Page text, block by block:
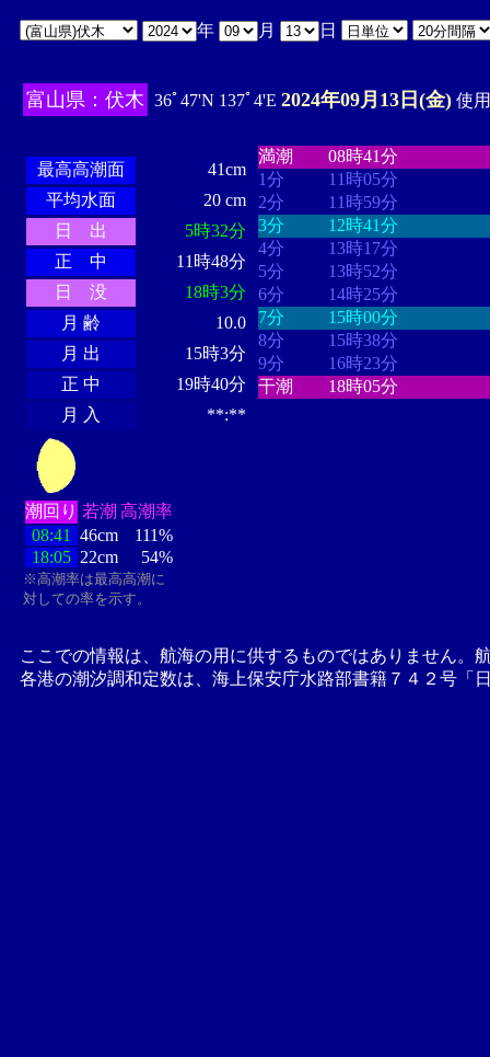
年 月 日
富山県：伏木 36ﾟ47'N 137ﾟ4'E 2024年09月13日(金) 使
最高高潮面
41cm
平均水面
20 cm
日 出
5時32分
正 中
11時48分
日 没
18時3分
月 齢
10.0
月 出
15時3分
正 中
19時40分
月 入
**:**
潮回り 若潮 高潮率
08:41
46cm
111%
18:05 22cm 54%
※高潮率は最高高潮に
対しての率を示す。
満潮
08時41分
1分
11時05分
2分
11時59分
3分
12時41分
4分
13時17分
5分
13時52分
6分
14時25分
7分
15時00分
8分
15時38分
9分
16時23分
干潮
18時05分
ここでの情報は、航海の用に供するものではありません。
各港の潮汐調和定数は、海上保安庁水路部書籍７４２号「